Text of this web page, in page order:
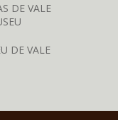
DE VALE
DE VALE